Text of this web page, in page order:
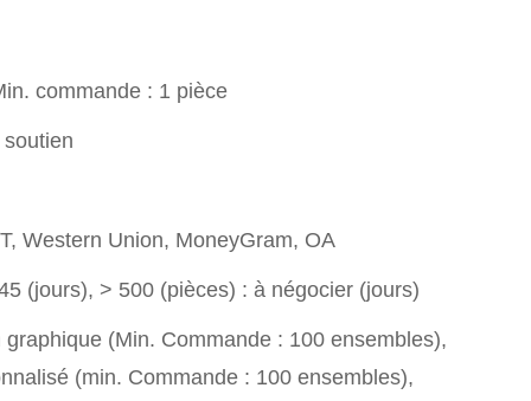
commande : 1 pièce
Western Union, MoneyGram, OA
(jours), > 500 (pièces) : à négocier (jours)
graphique (Min. Commande : 100 ensembles),
(min. Commande : 100 ensembles),